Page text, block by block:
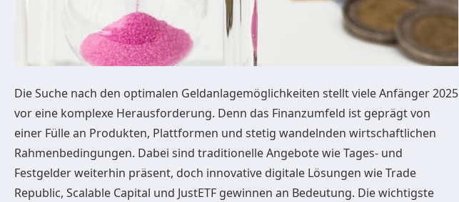
Die Suche nach den optimalen Geldanlagemöglichkeiten stellt viele Anfänger 2025
vor eine komplexe Herausforderung. Denn das Finanzumfeld ist geprägt von
einer Fülle an Produkten, Plattformen und stetig wandelnden wirtschaftlichen
Rahmenbedingungen. Dabei sind traditionelle Angebote wie Tages- und
Festgelder weiterhin präsent, doch innovative digitale Lösungen wie Trade
Republic, Scalable Capital und JustETF gewinnen an Bedeutung. Die wichtigste